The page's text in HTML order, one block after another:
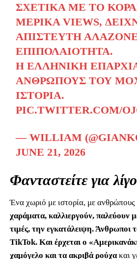
ΣΧΕΤΙΚΆ ΜΕ ΤΟ
ΜΕΡΙΚΆ VIEWS,
ΑΠΊΣΤΕΥΤΗ
ΕΠΙΠΟΛΑΙΌΤΗΤΑ.
​Η ΕΛΛΗΝΙΚΉ
ΑΝΘΡΏΠΟΥΣ ΤΟΥ
ΙΣΤΟΡΊΑ.
PIC.TWITTER.COM/
— WILLIAM
JUNE 21, 2026
Φανταστείτε για
Ένα χωριό με ιστορία, με ανθρώπους
χαράματα, καλλιεργούν, παλεύουν
τιμές, την εγκατάλειψη. Άνθρωποι
TikTok. Και έρχεται ο
χαμόγελο και τα ακριβά ρούχακαι